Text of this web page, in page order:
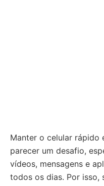
Manter o celular rápido
parecer um desafio,
vídeos, mensagens e
todos os dias. Por isso,